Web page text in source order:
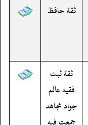
ثقة حافظ
ثقة ثبت
فقيه عالم
جواد مجاهد